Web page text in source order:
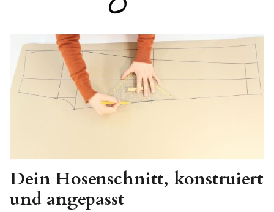
Dein Hosenschnitt, konstruiert
und angepasst